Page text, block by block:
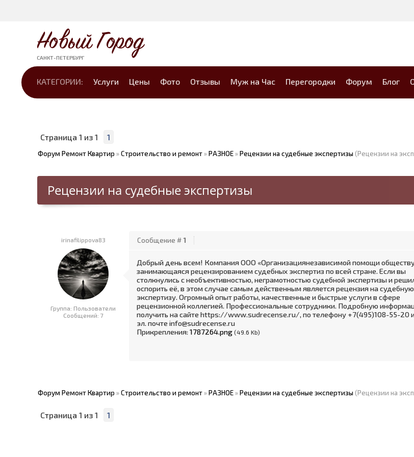
Новый Город
САНКТ-ПЕТЕРБУРГ
КАТЕГОРИИ: Услуги Цены Фото Отзывы Муж на Час Перегородки Форум Блог
Страница 1 из 1 1
Форум Ремонт Квартир »Строительство и ремонт»РАЗНОЕ»Рецензии на судебные экспертизы (Рецензии на
Рецензии на судебные экспертизы
irinafilippova83
Группа: Пользователи
Сообщений: 7
Сообщение #1
Добрый день всем! Компания ООО «Организациянезависимой помощи
занимающаяся рецензированием судебных экспертиз по всей стране. Если вы
столкнулись с необъективностью, неграмотностью судебной экспертизы и
оспорить её, в этом случае самым действенным является рецензия на судебную
экспертизу. Огромный опыт работы, качественные и быстрые услуги в сфере
рецензионной коллегией. Профессиональные сотрудники. Подробную
получить на сайте https://www.sudrecense.ru/, по телефону +7(495)108-55-20
эл. почте info@sudrecense.ru
Прикрепления: 1787264.png (49.6 Kb)
Форум Ремонт Квартир »Строительство и ремонт»РАЗНОЕ»Рецензии на судебные экспертизы (Рецензии на
Страница 1 из 1 1